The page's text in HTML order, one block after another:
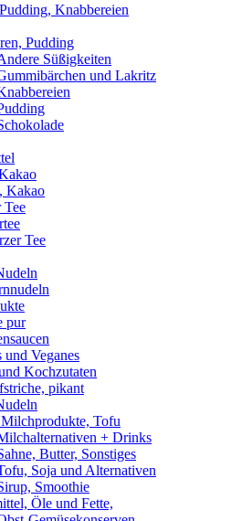
Knabbereien
Pudding
Süßigkeiten
und Lakritz
Kakao
Tee
Tee
pur
und Veganes
Kochzutaten
pikant
Tofu
+ Drinks
Butter, Sonstiges
Soja und Alternativen
Smoothie
Öle und Fette,